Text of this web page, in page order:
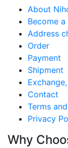
About
Become
Address
Order
Payment
Shipment
Contact
Terms
Privacy
Why